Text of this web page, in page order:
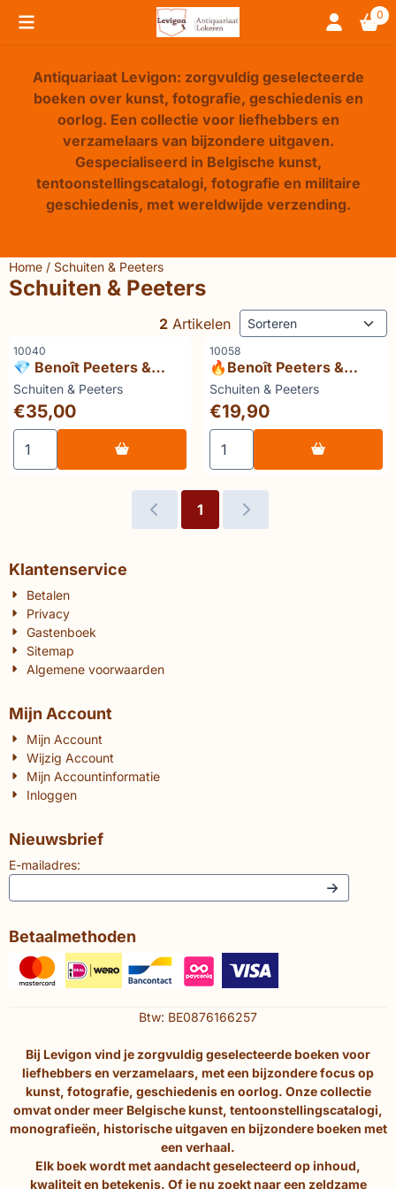
Cookievoorkeuren zijn beschikbaar. Kies instellingen of 0
Antiquariaat Levigon: zorgvuldig geselecteerde
boeken over kunst, fotografie, geschiedenis en
oorlog. Een collectie voor liefhebbers en
verzamelaars van bijzondere uitgaven.
Gespecialiseerd in Belgische kunst,
tentoonstellingscatalogi, fotografie en militaire
geschiedenis, met wereldwijde verzending.
Home / Schuiten & Peeters
Schuiten & Peeters
2 Artikelen Sorteermethode
Artikelnummer
10040
💎 Benoît Peeters &
François Schuiten De
archivaris – De Duistere
Steden
Merk:
Schuiten & Peeters
Prijs: 35,00
€35,00
Aantal kiezen voor 💎 Benoît Peeters &amp; François
Artikelnummer
10058
🔥Benoît Peeters &
François Schuiten - De
poorten naar het
mogelijke
Merk:
Schuiten & Peeters
Prijs: 19,90
€19,90
Aantal kiezen voor
1
Klantenservice
Betalen
Privacy
Gastenboek
Sitemap
Algemene voorwaarden
Mijn Account
Mijn Account
Wijzig Account
Mijn Accountinformatie
Inloggen
Nieuwsbrief
E-mailadres:
Betaalmethoden
Btw: BE0876166257
Bij Levigon vind je zorgvuldig geselecteerde boeken voor
liefhebbers en verzamelaars, met een bijzondere focus op
kunst, fotografie, geschiedenis en oorlog. Onze collectie
omvat onder meer Belgische kunst, tentoonstellingscatalogi,
monografieën, historische uitgaven en bijzondere boeken met
een verhaal.
Elk boek wordt met aandacht geselecteerd op inhoud,
kwaliteit en betekenis. Of je nu zoekt naar een zeldzame